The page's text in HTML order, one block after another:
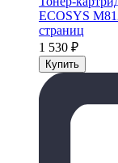
ECOSYS
страниц
1 530 ₽